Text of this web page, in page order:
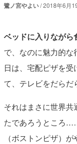
鷺ノ宮やよい 2018年6月
ベッドに入りながら
で、なのに魅力的
日は、宅配ピザを
て、テレビをだらだ
それはまさに世界
たであろうところ
（ボストンピザ）